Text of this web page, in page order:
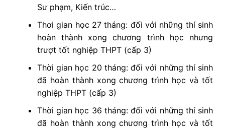
Sư phạm, Kiến trúc…
Thơi gian học 27 tháng: đối với những thí sinh
hoàn thành xong chương trình học nhưng
trượt tốt nghiệp THPT (cấp 3)
Thời gian học 20 tháng: đối với những thí sinh
đã hoàn thành xong chương trình học và tốt
nghiệp THPT (cấp 3)
Thời gian học 36 tháng: đối với những thí sinh
đã hoàn thành xong chương trình học và tốt